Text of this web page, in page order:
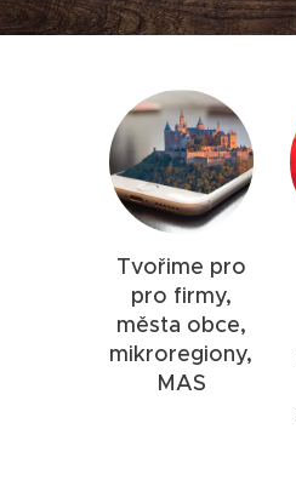
Tvořime pro
pro firmy,
města obce,
mikroregiony,
MAS